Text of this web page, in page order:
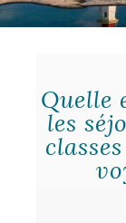
Quelle
les